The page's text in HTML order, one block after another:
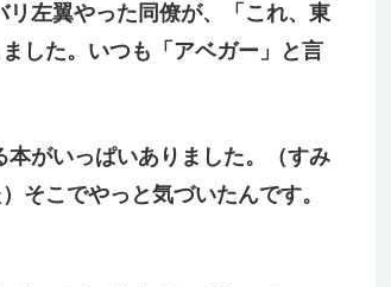
左翼やった同僚が、「これ、東
した。いつも「アベガー」と言
がいっぱいありました。（すみ
そこでやっと気づいたんです。